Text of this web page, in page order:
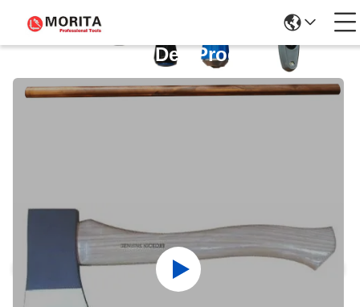
Détails Des Produits